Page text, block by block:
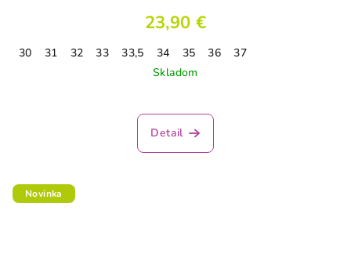
23,90 €
30 31 32 33 33,5 34 35 36
37
Skladom
Detail
Novinka